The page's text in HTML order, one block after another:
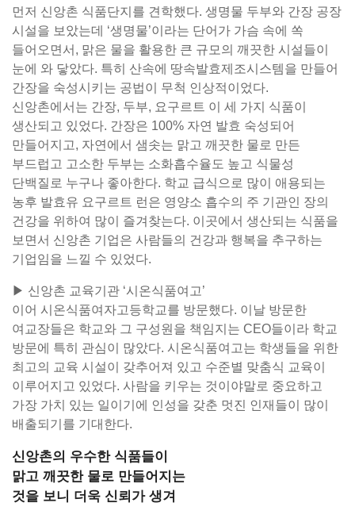
먼저 신앙촌 식품단지를 견학했다. 생명물 두부와 간장 공장
시설을 보았는데 ‘생명물’이라는 단어가 가슴 속에 쏙
들어오면서, 맑은 물을 활용한 큰 규모의 깨끗한 시설들이
눈에 와 닿았다. 특히 산속에 땅속발효제조시스템을 만들어
간장을 숙성시키는 공법이 무척 인상적이었다.
신앙촌에서는 간장, 두부, 요구르트 이 세 가지 식품이
생산되고 있었다. 간장은 100% 자연 발효 숙성되어
만들어지고, 자연에서 샘솟는 맑고 깨끗한 물로 만든
부드럽고 고소한 두부는 소화흡수율도 높고 식물성
단백질로 누구나 좋아한다. 학교 급식으로 많이 애용되는
농후 발효유 요구르트 런은 영양소 흡수의 주 기관인 장의
건강을 위하여 많이 즐겨찾는다. 이곳에서 생산되는 식품을
보면서 신앙촌 기업은 사람들의 건강과 행복을 추구하는
기업임을 느낄 수 있었다.
▶ 신앙촌 교육기관 ‘시온식품여고’
이어 시온식품여자고등학교를 방문했다. 이날 방문한
여교장들은 학교와 그 구성원을 책임지는 CEO들이라 학교
방문에 특히 관심이 많았다. 시온식품여고는 학생들을 위한
최고의 교육 시설이 갖추어져 있고 수준별 맞춤식 교육이
이루어지고 있었다. 사람을 키우는 것이야말로 중요하고
가장 가치 있는 일이기에 인성을 갖춘 멋진 인재들이 많이
배출되기를 기대한다.
신앙촌의 우수한 식품들이
맑고 깨끗한 물로 만들어지는
것을 보니 더욱 신뢰가 생겨